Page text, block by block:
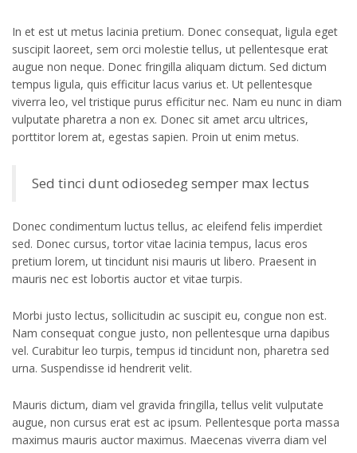
In et est ut metus lacinia pretium. Donec consequat, ligula eget
suscipit laoreet, sem orci molestie tellus, ut pellentesque erat
augue non neque. Donec fringilla aliquam dictum. Sed dictum
tempus ligula, quis efficitur lacus varius et. Ut pellentesque
viverra leo, vel tristique purus efficitur nec. Nam eu nunc in diam
vulputate pharetra a non ex. Donec sit amet arcu ultrices,
porttitor lorem at, egestas sapien. Proin ut enim metus.
Sed tinci dunt odiosedeg semper max lectus
Donec condimentum luctus tellus, ac eleifend felis imperdiet
sed. Donec cursus, tortor vitae lacinia tempus, lacus eros
pretium lorem, ut tincidunt nisi mauris ut libero. Praesent in
mauris nec est lobortis auctor et vitae turpis.
Morbi justo lectus, sollicitudin ac suscipit eu, congue non est.
Nam consequat congue justo, non pellentesque urna dapibus
vel. Curabitur leo turpis, tempus id tincidunt non, pharetra sed
urna. Suspendisse id hendrerit velit.
Mauris dictum, diam vel gravida fringilla, tellus velit vulputate
augue, non cursus erat est ac ipsum. Pellentesque porta massa
maximus mauris auctor maximus. Maecenas viverra diam vel